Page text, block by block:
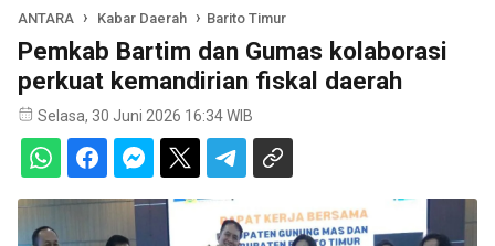
ANTARA Kabar Daerah Barito Timur
Pemkab Bartim dan Gumas kolaborasi
perkuat kemandirian fiskal daerah
Selasa, 30 Juni 2026 16:34 WIB